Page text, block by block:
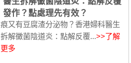
發作？點處理先有效？
痕又有豆腐渣分泌物？香港婦科醫生
拆解黴菌陰道炎：點解反覆...>>了解
更多